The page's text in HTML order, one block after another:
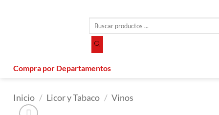
productos
Compra por Departamentos
Inicio / Licor y Tabaco / Vinos